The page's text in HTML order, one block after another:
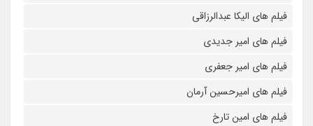
فیلم های الیکا عبدالرزاقی
فیلم های امیر جدیدی
فیلم های امیر جعفری
فیلم های امیرحسین آرمان
فیلم های امین تارخ